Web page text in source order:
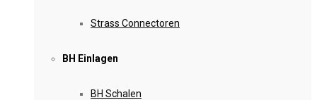
Strass Connectoren
BH Einlagen
BH Schalen